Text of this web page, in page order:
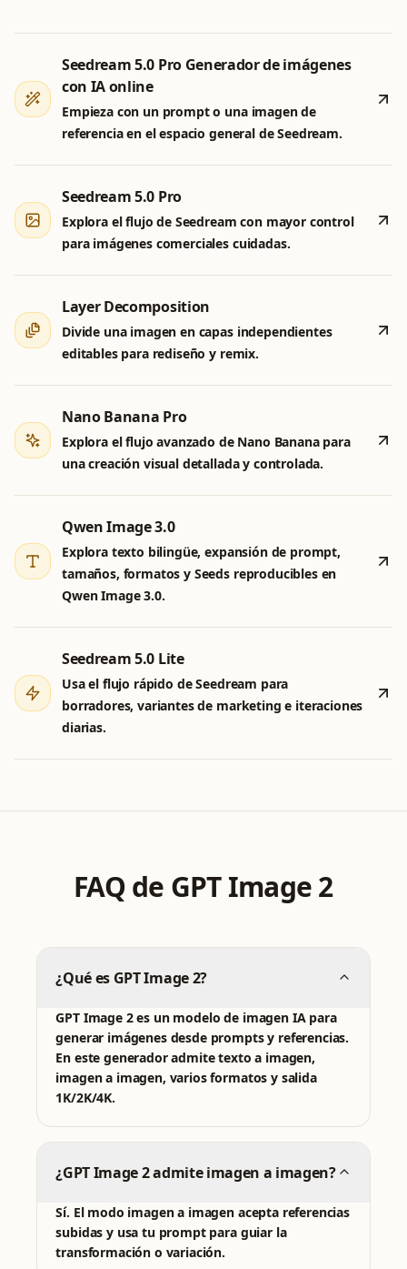
Seedream 5.0 Pro Generador de imágenes
con IA online
Empieza con un prompt o una imagen de
referencia en el espacio general de Seedream.
Seedream 5.0 Pro
Explora el flujo de Seedream con mayor control
para imágenes comerciales cuidadas.
Layer Decomposition
Divide una imagen en capas independientes
editables para rediseño y remix.
Nano Banana Pro
Explora el flujo avanzado de Nano Banana para
una creación visual detallada y controlada.
Qwen Image 3.0
Explora texto bilingüe, expansión de prompt,
tamaños, formatos y Seeds reproducibles en
Qwen Image 3.0.
Seedream 5.0 Lite
Usa el flujo rápido de Seedream para
borradores, variantes de marketing e iteraciones
diarias.
FAQ de GPT Image 2
¿Qué es GPT Image 2?
GPT Image 2 es un modelo de imagen IA para
generar imágenes desde prompts y referencias.
En este generador admite texto a imagen,
imagen a imagen, varios formatos y salida
1K/2K/4K.
¿GPT Image 2 admite imagen a imagen?
Sí. El modo imagen a imagen acepta referencias
subidas y usa tu prompt para guiar la
transformación o variación.